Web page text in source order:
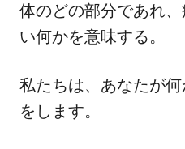
体のどの部分であれ
い何かを意味する。
私たちは、あなたが
をします。